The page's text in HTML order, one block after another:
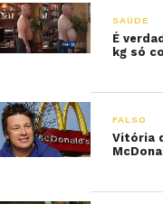
SAÚDE
É
kg só
FALSO
Vitória